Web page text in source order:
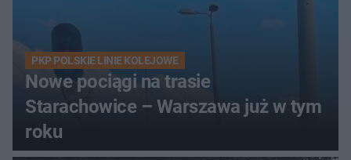
PKP POLSKIE LINIE KOLEJOWE
Nowe pociągi na trasie
Starachowice – Warszawa już w tym
roku